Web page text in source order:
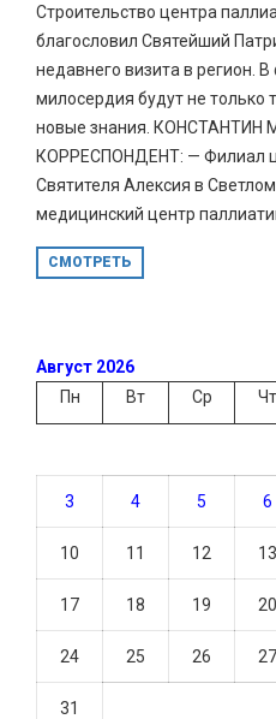
Строительство центра
благословил Святейший
недавнего визита в регион.
милосердия будут не только
новые знания. КОНСТАНТИН
КОРРЕСПОНДЕНТ: — Филиал
Святителя Алексия в
медицинский центр
СМОТРЕТЬ
Август 2026
Пн
Вт Ср Чт
3 4 5 6
10 11 12 13
17 18 19 20
24 25 26 27
31